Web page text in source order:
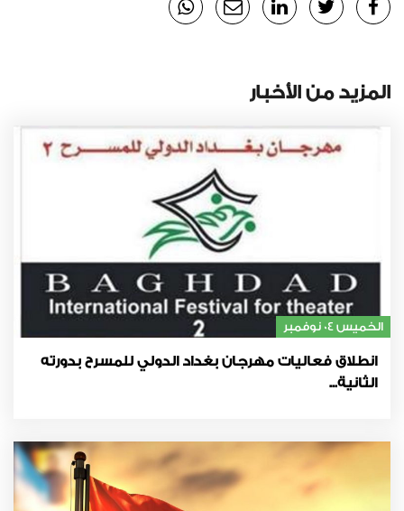
المزيد من الأخبار
الخميس 04 نوفمبر
انطلاق فعاليات مهرجان بغداد الدولي للمسرح بدورته
الثانية...